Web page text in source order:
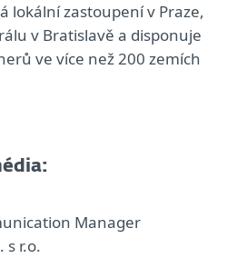
lokální zastoupení v Praze,
v Bratislavě a disponuje
ve více než 200 zemích
Manager
s r.o.